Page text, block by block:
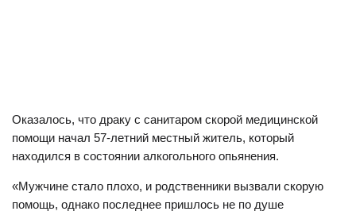
Оказалось, что драку с санитаром скорой медицинской
помощи начал 57-летний местный житель, который
находился в состоянии алкогольного опьянения.
«Мужчине стало плохо, и родственники вызвали скорую
помощь, однако последнее пришлось не по душе